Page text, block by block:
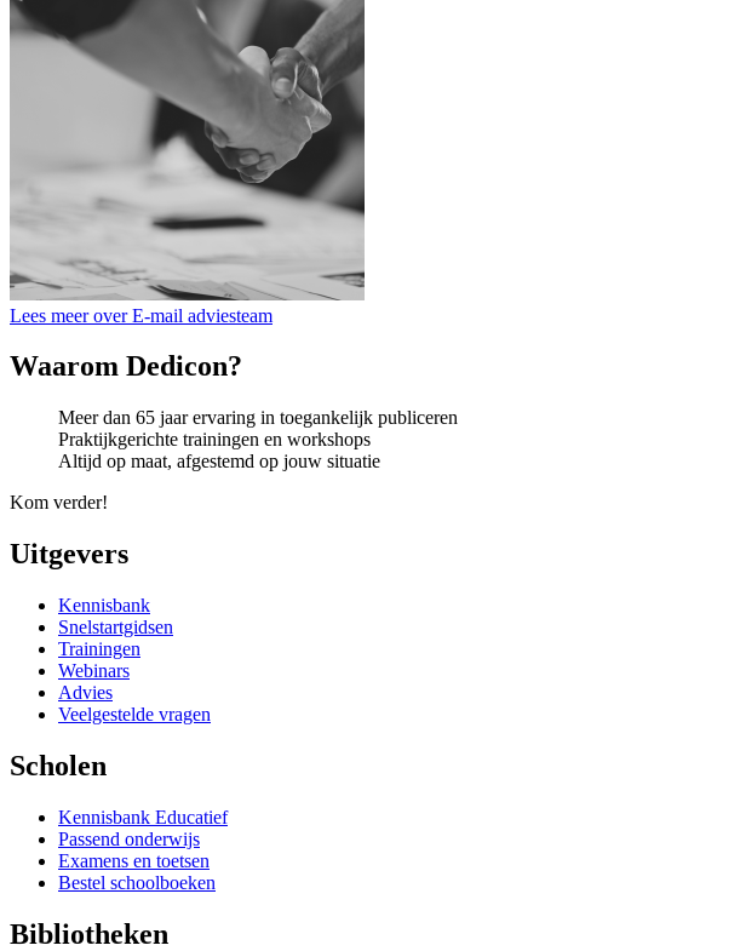
Lees meer over E-mail adviesteam
Waarom Dedicon?
Meer dan 65 jaar ervaring in toegankelijk publiceren
Praktijkgerichte trainingen en workshops
Altijd op maat, afgestemd op jouw situatie
Kom verder!
Uitgevers
Kennisbank
Snelstartgidsen
Trainingen
Webinars
Advies
Veelgestelde vragen
Scholen
Kennisbank Educatief
Passend onderwijs
Examens en toetsen
Bestel schoolboeken
Bibliotheken